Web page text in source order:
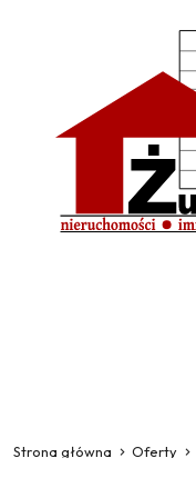
Strona główna Oferty